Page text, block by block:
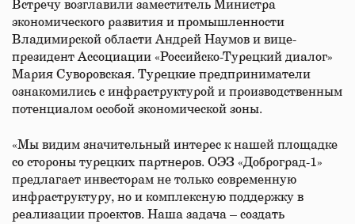
Встречу возглавили заместитель Министра
экономического развития и промышленности
Владимирской области Андрей Наумов и вице-
президент Ассоциации «Российско-Турецкий диалог»
Мария Суворовская. Турецкие предприниматели
ознакомились с инфраструктурой и производственным
потенциалом особой экономической зоны.
«Мы видим значительный интерес к нашей площадке
со стороны турецких партнеров. ОЭЗ «Доброград-1»
предлагает инвесторам не только современную
инфраструктуру, но и комплексную поддержку в
реализации проектов. Наша задача – создать